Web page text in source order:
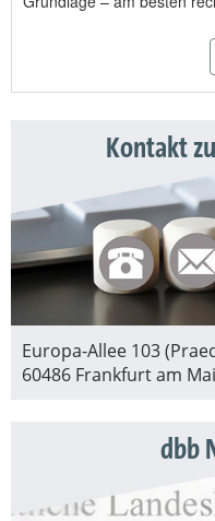
Kontakt
Europa-Allee 103
60486 Frankfurt am
dbb